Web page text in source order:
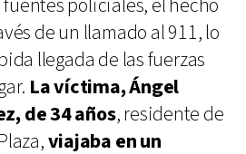
policiales, el hecho
de un llamado al 911, lo
llegada de las fuerzas
La víctima, Ángel
de 34 años, residente de
viajaba en un